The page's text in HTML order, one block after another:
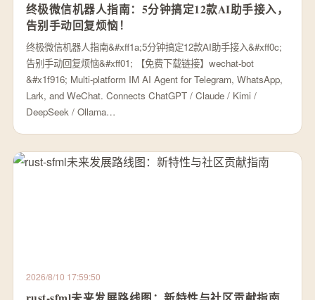
终极微信机器人指南：5分钟搞定12款AI助手接入，
告别手动回复烦恼！
终极微信机器人指南&#xff1a;5分钟搞定12款AI助手接入&#xff0c;
告别手动回复烦恼&#xff01; 【免费下载链接】wechat-bot
&#x1f916; Multi-platform IM AI Agent for Telegram, WhatsApp,
Lark, and WeChat. Connects ChatGPT / Claude / Kimi /
DeepSeek / Ollama…
2026/8/10 17:59:50